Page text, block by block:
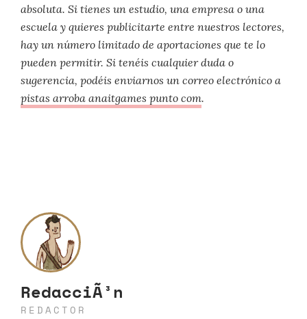
absoluta. Si tienes un estudio, una empresa o una
escuela y quieres publicitarte entre nuestros lectores,
hay un número limitado de aportaciones que te lo
pueden permitir. Si tenéis cualquier duda o
sugerencia, podéis enviarnos un correo electrónico a
pistas arroba anaitgames punto com.
RedacciÃ³n
REDACTOR